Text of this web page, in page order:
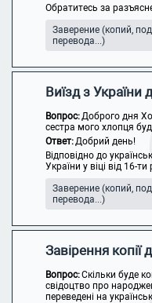
Обратитесь за
Заверение (копий,
перевода...)
Виїзд з України
Вопрос:Доброго дня
сестра мого хлопця
Ответ:Добрий день!
Відповідно до
України у віці від 16-
Заверение (копий,
перевода...)
Завірення копії
Вопрос:Скільки буде
свідоцтво про
переведені на